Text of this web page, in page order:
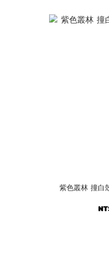
紫色叢林 撞白殼 - (